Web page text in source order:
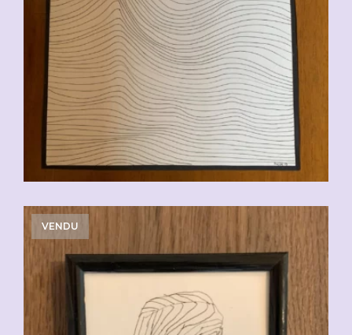
VENDU